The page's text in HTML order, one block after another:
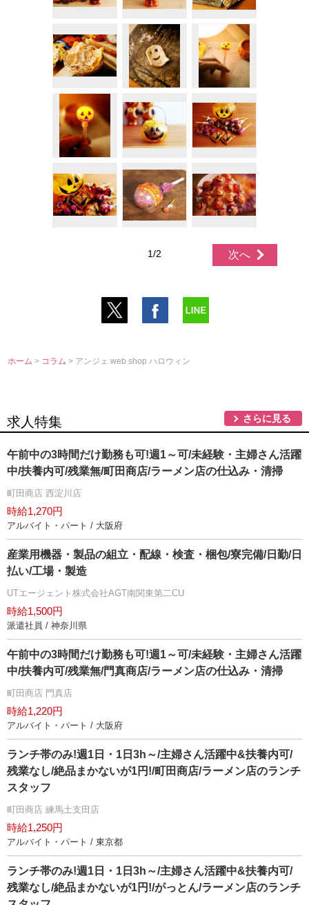
次へ
1/2
ホーム > コラム> アンジェ web shop ハロウィン
求人特集 さらに見る
午前中の3時間だけ勤務も可!週1～可/未経験・主婦さん活躍
中/扶養内可/残業無/町田商店/ラーメン店の仕込み・清掃
町田商店 西淀川店
時給1,270円
アルバイト・パート / 大阪府
産業用機器・製品の組立・配線・検査・梱包/寮完備/日勤/日
払い/工場・製造
UTエージェント株式会社AGT南関東第二CU
時給1,500円
派遣社員 / 神奈川県
午前中の3時間だけ勤務も可!週1～可/未経験・主婦さん活躍
中/扶養内可/残業無/門真商店/ラーメン店の仕込み・清掃
町田商店 門真店
時給1,220円
アルバイト・パート / 大阪府
ランチ帯のみ!週1日・1日3h～/主婦さん活躍中&扶養内可/
残業なし/絶品まかないが1円!/町田商店/ラーメン店のランチ
スタッフ
町田商店 練馬土支田店
時給1,250円
アルバイト・パート / 東京都
ランチ帯のみ!週1日・1日3h～/主婦さん活躍中&扶養内可/
残業なし/絶品まかないが1円!/がっとん/ラーメン店のランチ